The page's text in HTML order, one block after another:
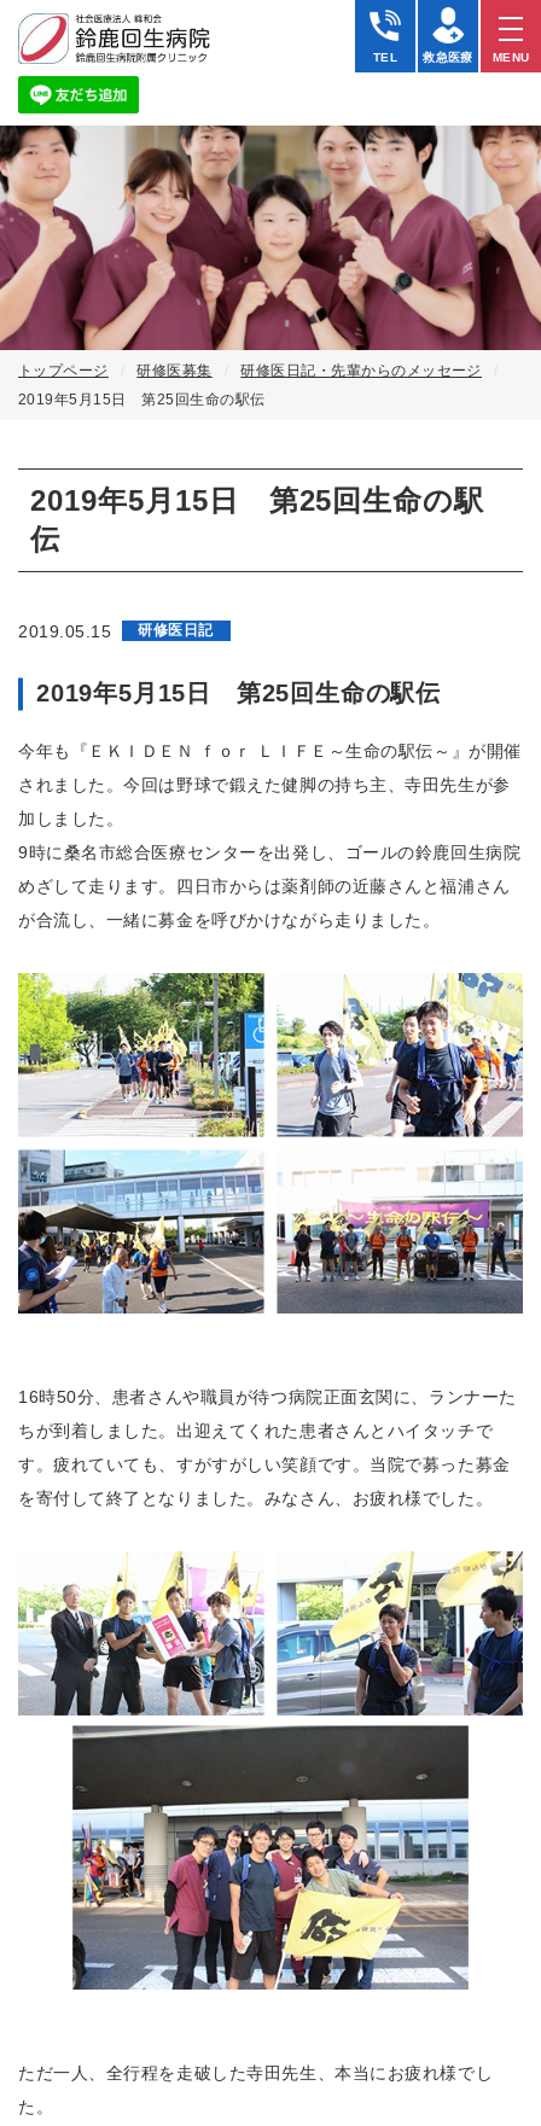
TEL 救急医療 MENU
トップページ 研修医募集
研修医日記・先輩からのメッセージ
2019年5月15日 第25回生命の駅伝
2019年5月15日 第25回生命の駅
伝
2019.05.15 研修医日記
2019年5月15日 第25回生命の駅伝
今年も『ＥＫＩＤＥＮ ｆｏｒ ＬＩＦＥ～生命の駅伝～』が開催
されました。今回は野球で鍛えた健脚の持ち主、寺田先生が参
加しました。
9時に桑名市総合医療センターを出発し、ゴールの鈴鹿回生病院
めざして走ります。四日市からは薬剤師の近藤さんと福浦さん
が合流し、一緒に募金を呼びかけながら走りました。
16時50分、患者さんや職員が待つ病院正面玄関に、ランナーた
ちが到着しました。出迎えてくれた患者さんとハイタッチで
す。疲れていても、すがすがしい笑顔です。当院で募った募金
を寄付して終了となりました。みなさん、お疲れ様でした。
ただ一人、全行程を走破した寺田先生、本当にお疲れ様でし
た。